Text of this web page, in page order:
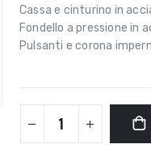
Cassa e cinturino in
Fondello a pressione in
Pulsanti e corona